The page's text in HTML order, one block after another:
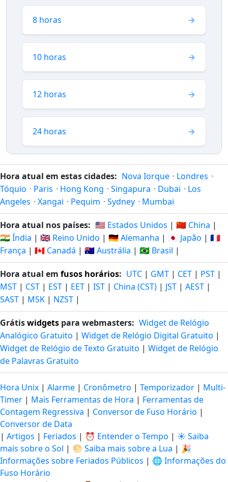
8 horas
10 horas
12 horas
24 horas
Hora atual em estas cidades: Nova Iorque · Londres ·
Tóquio · Paris · Hong Kong · Singapura · Dubai · Los
Angeles · Xangai · Pequim · Sydney · Mumbai
Hora atual nos países: 🇺🇸 Estados Unidos | 🇨🇳 China |
🇮🇳 Índia | 🇬🇧 Reino Unido | 🇩🇪 Alemanha | 🇯🇵 Japão | 🇫🇷
França | 🇨🇦 Canadá | 🇦🇺 Austrália | 🇧🇷 Brasil |
Hora atual em fusos horários: UTC | GMT | CET | PST |
MST | CST | EST | EET | IST | China (CST) | JST | AEST |
SAST | MSK | NZST |
Grátiswidgets para webmasters: Widget de Relógio
Analógico Gratuito | Widget de Relógio Digital Gratuito |
Widget de Relógio de Texto Gratuito | Widget de Relógio
de Palavras Gratuito
Hora Unix | Alarme | Cronômetro | Temporizador | Multi-
Timer | Mais Ferramentas de Hora | Ferramentas de
Contagem Regressiva | Conversor de Fuso Horário |
Conversor de Data
| Artigos | Feriados | ⏰ Entender o Tempo | ☀️ Saiba
mais sobre o Sol | 🌕 Saiba mais sobre a Lua | 🎉
Informações sobre Feriados Públicos | 🌐 Informações do
Fuso Horário